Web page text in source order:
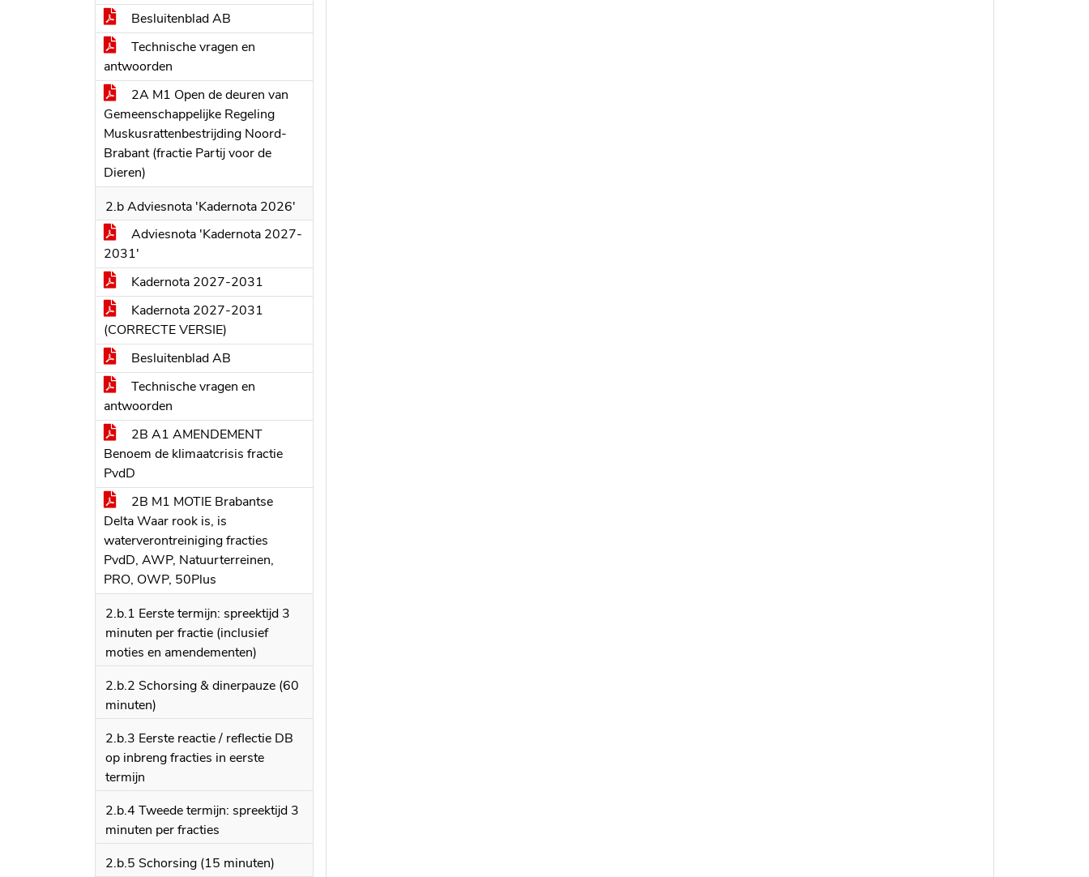
Besluitenblad AB
Technische vragen en
antwoorden
2A M1 Open de deuren van
Gemeenschappelijke Regeling
Muskusrattenbestrijding Noord-
Brabant (fractie Partij voor de
Dieren)
2.b Adviesnota 'Kadernota 2026'
Adviesnota 'Kadernota 2027-
2031'
Kadernota 2027-2031
Kadernota 2027-2031
(CORRECTE VERSIE)
Besluitenblad AB
Technische vragen en
antwoorden
2B A1 AMENDEMENT
Benoem de klimaatcrisis fractie
PvdD
2B M1 MOTIE Brabantse
Delta Waar rook is, is
waterverontreiniging fracties
PvdD, AWP, Natuurterreinen,
PRO, OWP, 50Plus
2.b.1 Eerste termijn: spreektijd 3
minuten per fractie (inclusief
moties en amendementen)
2.b.2 Schorsing & dinerpauze (60
minuten)
2.b.3 Eerste reactie / reflectie DB
op inbreng fracties in eerste
termijn
2.b.4 Tweede termijn: spreektijd 3
minuten per fracties
2.b.5 Schorsing (15 minuten)